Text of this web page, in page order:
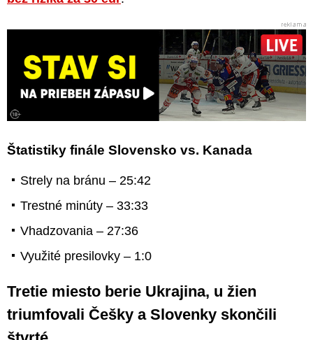
Štatistiky finále Slovensko vs. Kanada
Strely na bránu – 25:42
Trestné minúty – 33:33
Vhadzovania – 27:36
Využité presilovky – 1:0
Tretie miesto berie Ukrajina, u žien
triumfovali Češky a Slovenky skončili